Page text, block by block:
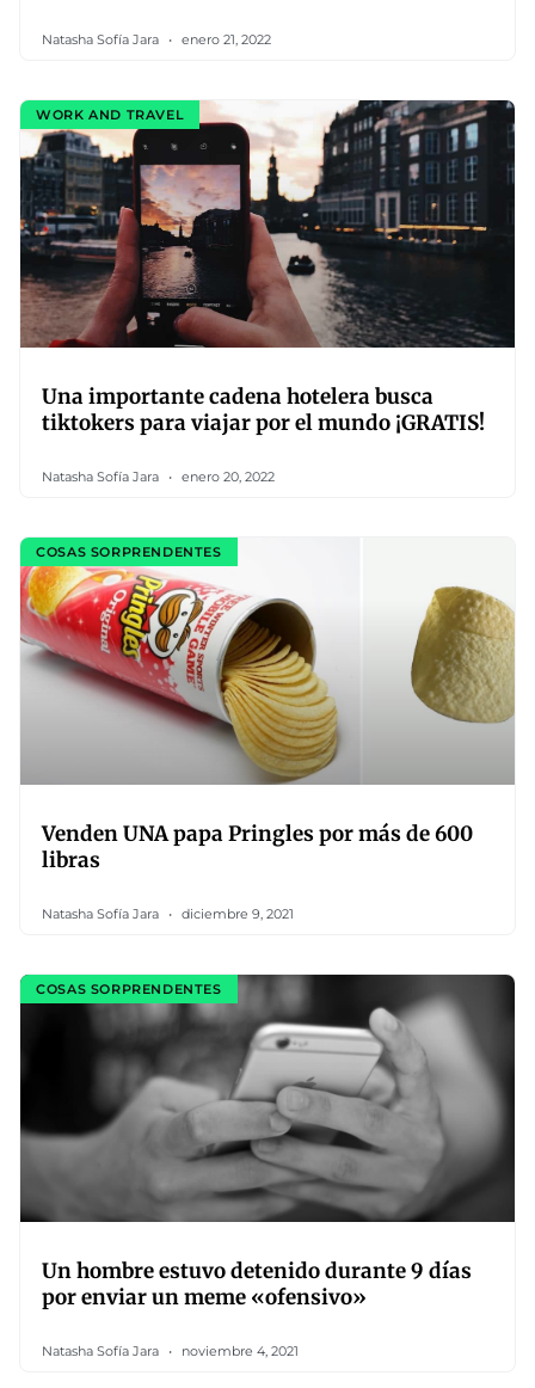
Natasha Sofía Jara enero 21, 2022
WORK AND TRAVEL
Una importante cadena hotelera busca
tiktokers para viajar por el mundo ¡GRATIS!
Natasha Sofía Jara enero 20, 2022
COSAS SORPRENDENTES
Venden UNA papa Pringles por más de 600
libras
Natasha Sofía Jara diciembre 9, 2021
COSAS SORPRENDENTES
Un hombre estuvo detenido durante 9 días
por enviar un meme «ofensivo»
Natasha Sofía Jara noviembre 4, 2021